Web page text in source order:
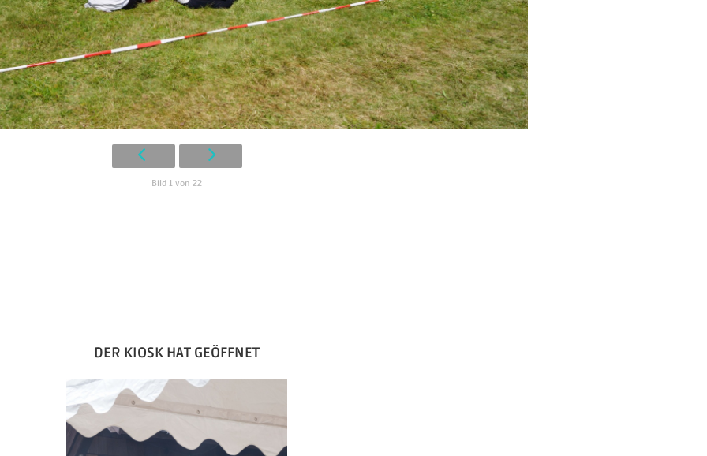
Bild 1 von 22
DER KIOSK HAT GEÖFFNET